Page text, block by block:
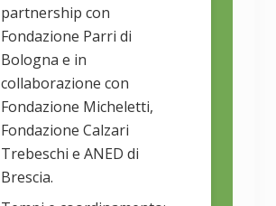
partnership con
Fondazione Parri di
Bologna e in
collaborazione con
Fondazione Micheletti,
Fondazione Calzari
Trebeschi e ANED di
Brescia.